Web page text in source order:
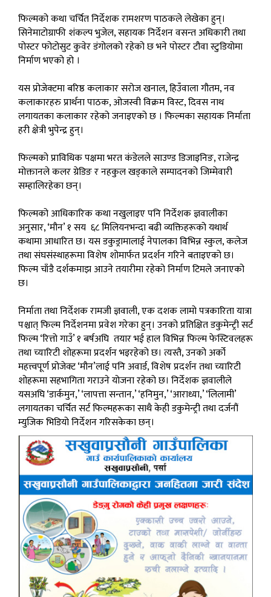
फिल्मको कथा चर्चित निर्देशक रामशरण पाठकले लेखेका हुन्।
सिनेमाटोग्राफी शंकल्प भुजेल, सहायक निर्देशन वसन्त अधिकारी तथा
पोस्टर फोटोसुट कुवेर डंगोलको रहेको छ भने पोस्टर टौवा स्टुडियोमा
निर्माण भएको हो ।
यस प्रोजेक्टमा बरिष्ठ कलाकार सरोज खनाल, हिउँवाला गौतम, नव
कलाकारहरु प्रार्थना पाठक, ओजस्वी विक्रम विस्ट, दिवस नाथ
लगायतका कलाकार रहेको जनाइएको छ । फिल्मका सहायक निर्माता
हरी क्षेत्री भुपेन्द्र हुन्।
फिल्मको प्राविधिक पक्षमा भरत कंडेलले साउण्ड डिजाइनिङ, राजेन्द्र
मोक्तानले कलर ग्रेडिङ र नहकुल खड्काले सम्पादनको जिम्मेवारी
सम्हालिरहेका छन्।
फिल्मको आधिकारिक कथा नखुलाइए पनि निर्देशक ज्ञवालीका
अनुसार, ‘मौन’ १ सय ६८ मिलियनभन्दा बढी व्यक्तिहरूको यथार्थ
कथामा आधारित छ। यस डकुड्रामालाई नेपालका विभिन्न स्कुल, कलेज
तथा संघसंस्थाहरूमा विशेष शोमार्फत प्रदर्शन गरिने बताइएको छ।
फिल्म चाँडै दर्शकमाझ आउने तयारीमा रहेको निर्माण टिमले जनाएको
छ।
निर्माता तथा निर्देशक रामजी ज्ञवाली, एक दशक लामो पत्रकारिता यात्रा
पश्चात् फिल्म निर्देशनमा प्रवेश गरेका हुन्। उनको प्रतिक्षित डकुमेन्ट्री सर्ट
फिल्म ‘रित्तो गाउँ’ १ बर्षअघि तयार भई हाल विभिन्न फिल्म फेस्टिवलहरू
तथा च्यारिटी शोहरूमा प्रदर्शन भइरहेको छ। त्यस्तै, उनको अर्को
महत्त्वपूर्ण प्रोजेक्ट ‘मौन’लाई पनि अवार्ड, विशेष प्रदर्शन तथा च्यारिटी
शोहरूमा सहभागिता गराउने योजना रहेको छ। निर्देशक ज्ञवालीले
यसअघि ‘डार्कमुन,’ ‘लापत्ता सन्तान,’ ‘हनिमुन,’ ‘आराध्या,’ ‘लिलामी’
लगायतका चर्चित सर्ट फिल्महरूका साथै केही डकुमेन्ट्री तथा दर्जनौं
म्युजिक भिडियो निर्देशन गरिसकेका छन्।